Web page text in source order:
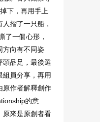
下，再用手上
摺了一只船，
了一個心形，
方向有不同姿
頭品足，最後選
組員分享，再用
原作者解釋創作
的意
原來是原創者看